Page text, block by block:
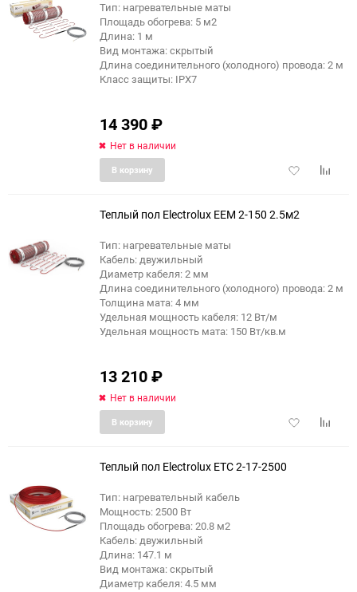
Тип: нагревательные маты
Площадь обогрева: 5 м2
Длина: 1 м
Вид монтажа: скрытый
Длина соединительного (холодного) провода: 2 м
Класс защиты: IPX7
14 390₽
Нет в наличии
Добавить
В корзину
Теплый пол Electrolux EEM 2-150 2.5м2
Тип: нагревательные маты
Кабель: двужильный
Диаметр кабеля: 2 мм
Длина соединительного (холодного) провода: 2 м
Толщина мата: 4 мм
Удельная мощность кабеля: 12 Вт/м
Удельная мощность мата: 150 Вт/кв.м
13 210₽
Нет в наличии
Добавить
В корзину
Теплый пол Electrolux ETC 2-17-2500
Тип: нагревательный кабель
Мощность: 2500 Вт
Площадь обогрева: 20.8 м2
Кабель: двужильный
Длина: 147.1 м
Вид монтажа: скрытый
Диаметр кабеля: 4.5 мм